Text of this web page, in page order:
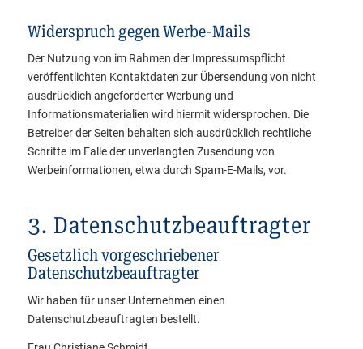
Widerspruch gegen Werbe-Mails
Der Nutzung von im Rahmen der Impressumspflicht
veröffentlichten Kontaktdaten zur Übersendung von nicht
ausdrücklich angeforderter Werbung und
Informationsmaterialien wird hiermit widersprochen. Die
Betreiber der Seiten behalten sich ausdrücklich rechtliche
Schritte im Falle der unverlangten Zusendung von
Werbeinformationen, etwa durch Spam-E-Mails, vor.
3. Datenschutzbeauftragter
Gesetzlich vorgeschriebener
Datenschutzbeauftragter
Wir haben für unser Unternehmen einen
Datenschutzbeauftragten bestellt.